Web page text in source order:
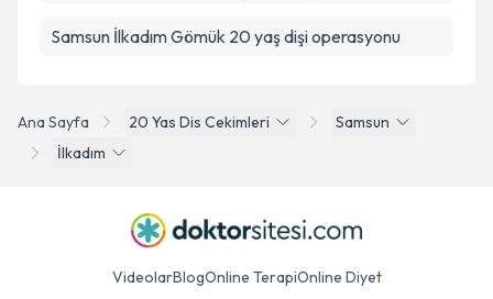
Ana Sayfa 20 Yas Dis Cekimleri
Samsun
İlkadım
Samsun İlkadım Gömük 20 yaş dişi operasyonu
VideolarBlogOnline TerapiOnline Diyet